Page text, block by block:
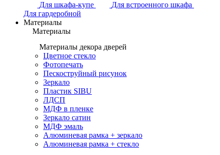
Для шкафа-купе
Для встроенного шкафа
Для гардеробной
Материалы
Материалы
Материалы декора дверей
Цветное стекло
Фотопечать
Пескоструйный рисунок
Зеркало
Пластик SIBU
ЛДСП
МДФ в пленке
Зеркало сатин
МДФ эмаль
Алюминевая рамка + зеркало
Алюминевая рамка + стекло